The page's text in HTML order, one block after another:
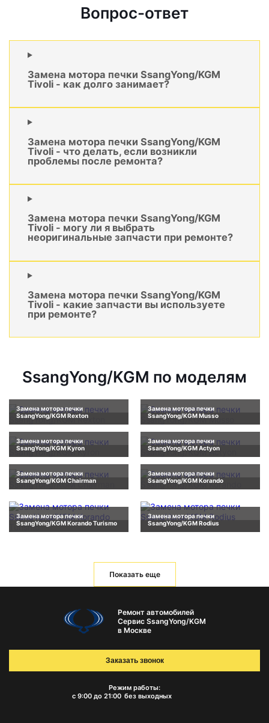
Вопрос-ответ
Замена мотора печки SsangYong/KGM
Tivoli - как долго занимает?
Замена мотора печки SsangYong/KGM
Tivoli - что делать, если возникли
проблемы после ремонта?
Замена мотора печки SsangYong/KGM
Tivoli - могу ли я выбрать
неоригинальные запчасти при ремонте?
Замена мотора печки SsangYong/KGM
Tivoli - какие запчасти вы используете
при ремонте?
SsangYong/KGM по моделям
Замена мотора печки
SsangYong/KGM Rexton
Замена мотора печки
SsangYong/KGM Musso
Замена мотора печки
SsangYong/KGM Kyron
Замена мотора печки
SsangYong/KGM Actyon
Замена мотора печки
SsangYong/KGM Chairman
Замена мотора печки
SsangYong/KGM Korando
Замена мотора печки
SsangYong/KGM Korando Turismo
Замена мотора печки
SsangYong/KGM Rodius
Показать еще
Ремонт автомобилей
Сервис SsangYong/KGM
в Москве
Режим работы:
с 9:00 до 21:00 без выходных
Заказать звонок